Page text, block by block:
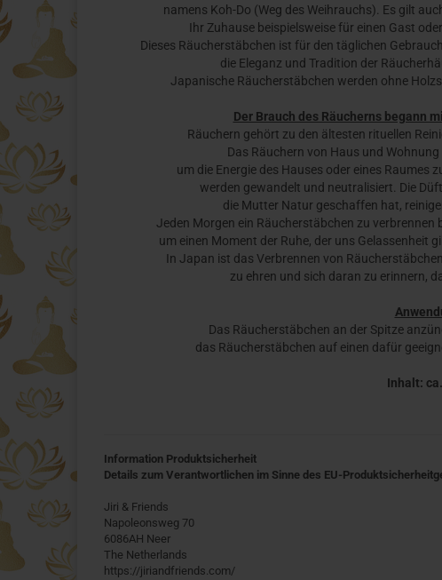
namens Koh-Do (Weg des Weihrauchs). Es gilt
Ihr Zuhause beispielsweise für einen Gast
Dieses Räucherstäbchen ist für den täglichen
die Eleganz und Tradition der
Japanische Räucherstäbchen werden ohne
Der Brauch des Räucherns begann
Räuchern gehört zu den ältesten rituellen
Das Räuchern von Haus und
um die Energie des Hauses oder eines Raumes
werden gewandelt und neutralisiert. Die
die Mutter Natur geschaffen hat,
Jeden Morgen ein Räucherstäbchen zu
um einen Moment der Ruhe, der uns Gelassenheit
In Japan ist das Verbrennen von
zu ehren und sich daran zu erinnern,
Das Räucherstäbchen an der Spitze
das Räucherstäbchen auf einen dafür
Inhalt:
Information Produktsicherheit
Details zum Verantwortlichen im Sinne des EU-
Jiri & Friends
Napoleonsweg 70
6086AH Neer
The Netherlands
https://jiriandfriends.com/